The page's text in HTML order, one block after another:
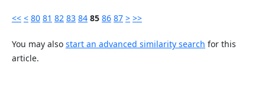
<< < 80 81 82 83 84 85 86 87 > >>
You may also start an advanced similarity search for this
article.